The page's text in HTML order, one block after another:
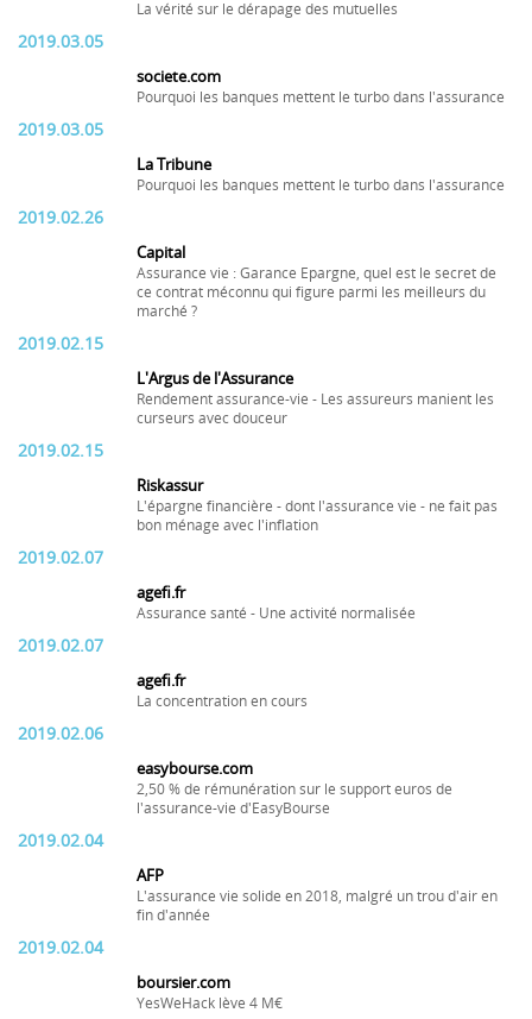
La vérité sur le dérapage des mutuelles
2019.03.05
societe.com
Pourquoi les banques mettent le turbo dans l'assurance
2019.03.05
La Tribune
Pourquoi les banques mettent le turbo dans l'assurance
2019.02.26
Capital
Assurance vie : Garance Epargne, quel est le secret de
ce contrat méconnu qui figure parmi les meilleurs du
marché ?
2019.02.15
L'Argus de l'Assurance
Rendement assurance-vie - Les assureurs manient les
curseurs avec douceur
2019.02.15
Riskassur
L'épargne financière - dont l'assurance vie - ne fait pas
bon ménage avec l'inflation
2019.02.07
agefi.fr
Assurance santé - Une activité normalisée
2019.02.07
agefi.fr
La concentration en cours
2019.02.06
easybourse.com
2,50 % de rémunération sur le support euros de
l'assurance-vie d'EasyBourse
2019.02.04
AFP
L'assurance vie solide en 2018, malgré un trou d'air en
fin d'année
2019.02.04
boursier.com
YesWeHack lève 4 M€